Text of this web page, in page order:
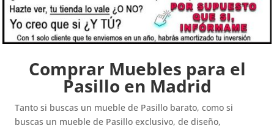
Comprar Muebles para el
Pasillo en Madrid
Tanto si buscas un mueble de Pasillo barato, como si
buscas un mueble de Pasillo exclusivo, de diseño,